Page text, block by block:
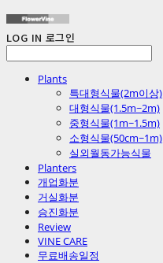
LOG IN 로그인
Plants
특대형식물(2m이상)
대형식물(1.5m~2m)
중형식물(1m~1.5m)
소형식물(50cm~1m)
실외월동가능식물
Planters
개업화분
거실화분
승진화분
Review
VINE CARE
무료배송일정